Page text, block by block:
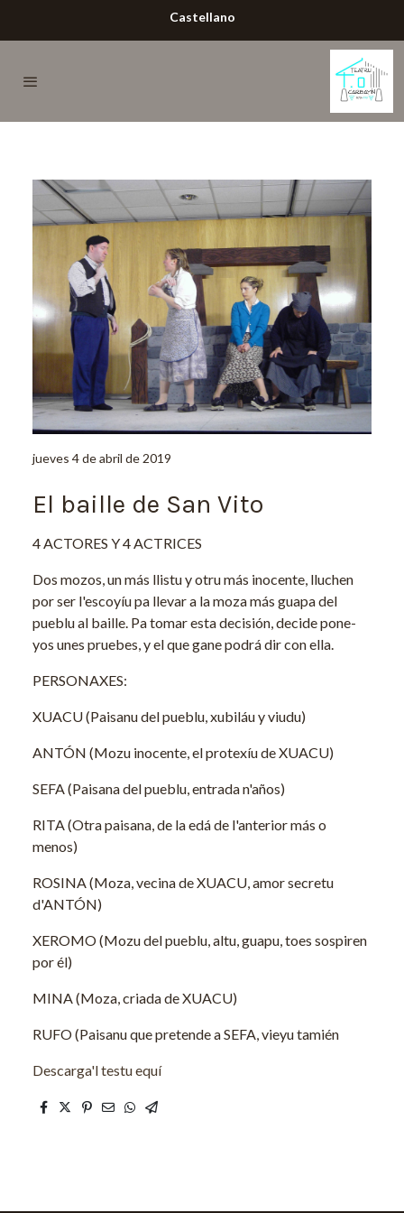
Castellano
jueves 4 de abril de 2019
El baille de San Vito
4 ACTORES Y 4 ACTRICES
Dos mozos, un más llistu y otru más inocente, lluchen
por ser l'escoyíu pa llevar a la moza más guapa del
pueblu al baille. Pa tomar esta decisión, decide pone-
yos unes pruebes, y el que gane podrá dir con ella.
PERSONAXES:
XUACU (Paisanu del pueblu, xubiláu y viudu)
ANTÓN (Mozu inocente, el protexíu de XUACU)
SEFA (Paisana del pueblu, entrada n'años)
RITA (Otra paisana, de la edá de l'anterior más o
menos)
ROSINA (Moza, vecina de XUACU, amor secretu
d'ANTÓN)
XEROMO (Mozu del pueblu, altu, guapu, toes sospiren
por él)
MINA (Moza, criada de XUACU)
RUFO (Paisanu que pretende a SEFA, vieyu tamién
Descarga'l testu equí